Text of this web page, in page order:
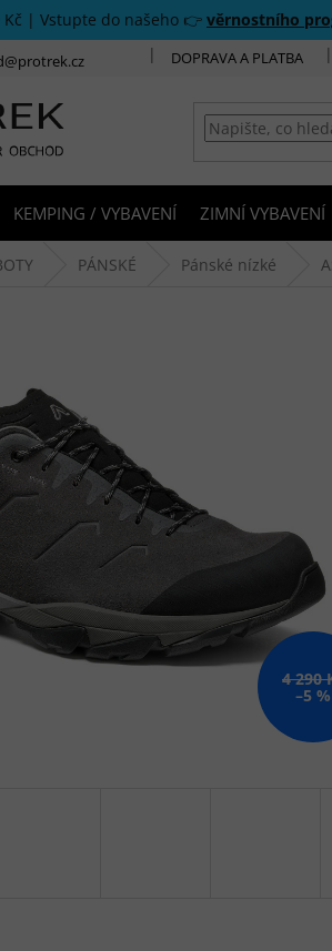
Kč | Vstupte do našeho 👉 věrnostního
DOPRAVA A PLATBA
KEMPING / VYBAVENÍ ZIMNÍ VYBAVENÍ
PÁNSKÉ Pánské nízké
4 290
–5 %